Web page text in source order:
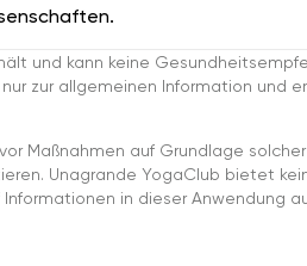
und kann keine
zur allgemeinen Information und
Maßnahmen auf Grundlage
Unagrande YogaClub bietet
in dieser Anwendung